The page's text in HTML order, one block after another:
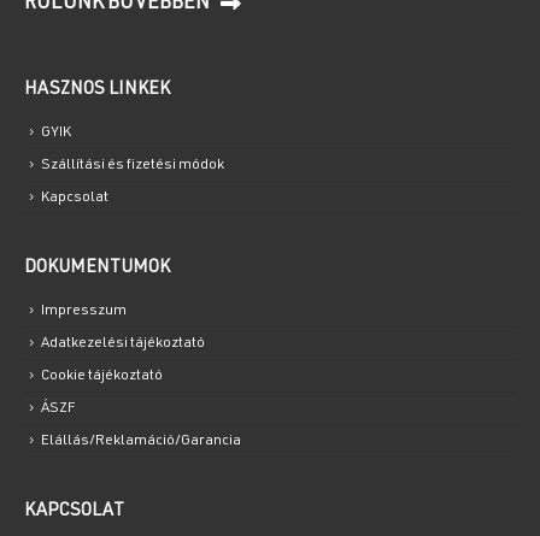
RÓLUNK BŐVEBBEN
HASZNOS LINKEK
GYIK
Szállítási és fizetési módok
Kapcsolat
DOKUMENTUMOK
Impresszum
Adatkezelési tájékoztató
Cookie tájékoztató
ÁSZF
Elállás/Reklamáció/Garancia
KAPCSOLAT